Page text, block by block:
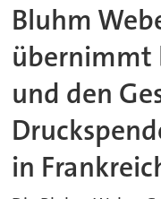
Bluhm
übernimmt
und den
in